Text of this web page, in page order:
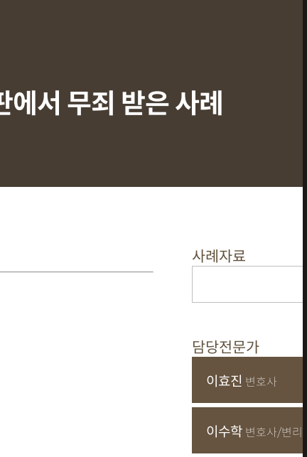
서 무죄 받은 사례
사례자료
담당전문가
이효진 변호사
이수학 변호사/변리사